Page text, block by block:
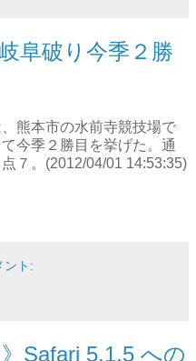
阜破り今季２勝
熊本市の水前寺競技場で
今季２勝目を挙げた。通
７。 (2012/04/01 14:53:35)
ント:
Safari 5.1.5 への